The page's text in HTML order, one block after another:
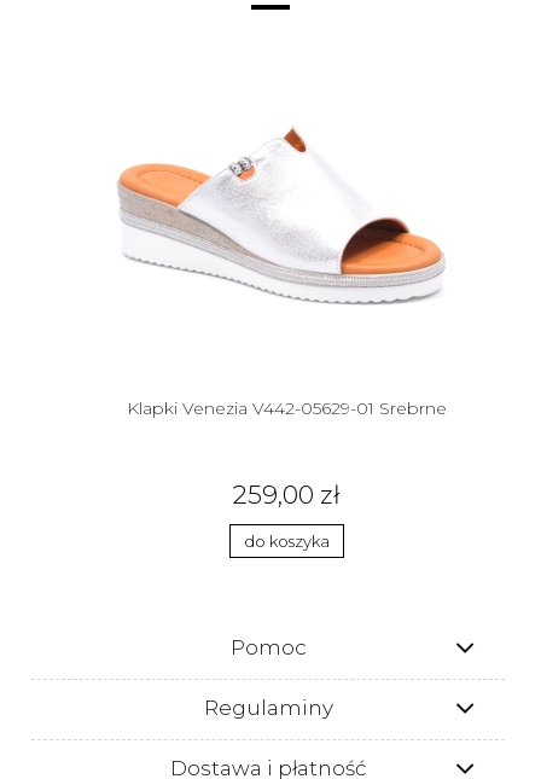
Klapki Venezia V442-05629-01 Srebrne
259,00 zł
do koszyka
Pomoc
Regulaminy
Dostawa i płatność